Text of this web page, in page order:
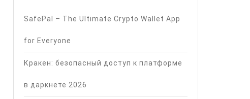
SafePal – The Ultimate Crypto Wallet App
for Everyone
Кракен: безопасный доступ к платформе
в даркнете 2026